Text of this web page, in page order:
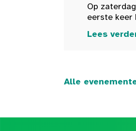
Op
eerste keer
Lees
Alle